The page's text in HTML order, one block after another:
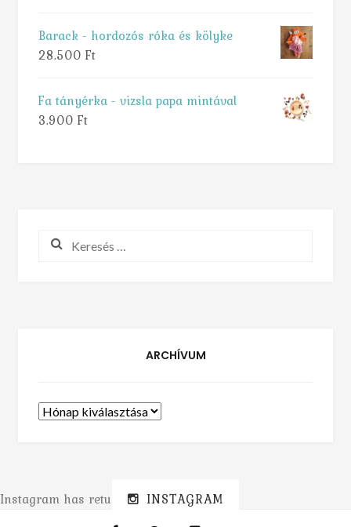
Barack - hordozós róka és kölyke
28.500 Ft
Fa tányérka - vizsla papa mintával
3.900 Ft
Keresés:
ARCHÍVUM
Archívum
Instagram has returned invalid data.
INSTAGRAM